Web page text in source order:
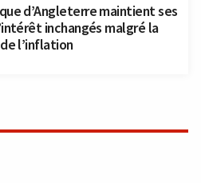
d’Angleterre maintient ses
inchangés malgré la
l’inflation